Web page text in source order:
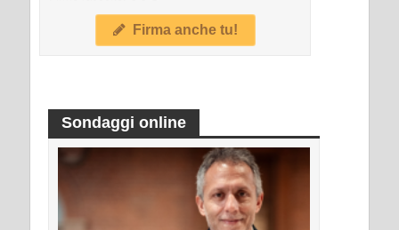
Firma anche tu!
Sondaggi online